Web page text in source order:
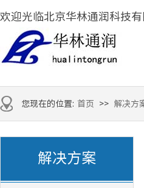
欢迎光临北京华林通润科技有
您现在的位置: 首页 >> 解决方
解决方案